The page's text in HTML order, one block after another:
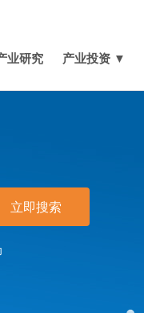
业研究 产业投资 ▼
立即搜索